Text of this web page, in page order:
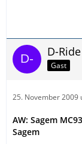
D-Ride
Gast
25. November 2009
AW: Sagem
Sagem